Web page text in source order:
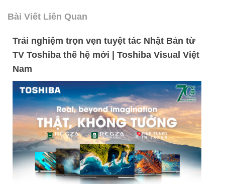
Bài Viết Liên Quan
Trải nghiệm trọn vẹn tuyệt tác Nhật Bản từ
TV Toshiba thế hệ mới | Toshiba Visual Việt
Nam